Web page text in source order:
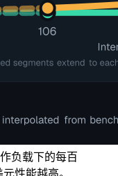
负载下的每百
性能越高。